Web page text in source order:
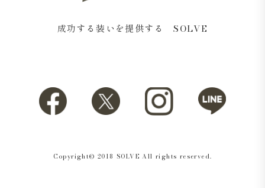
成功する装いを提供する SOLVE
Copyright© 2018 SOLVE All rights reserved.